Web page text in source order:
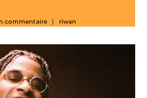
commentaire riwan